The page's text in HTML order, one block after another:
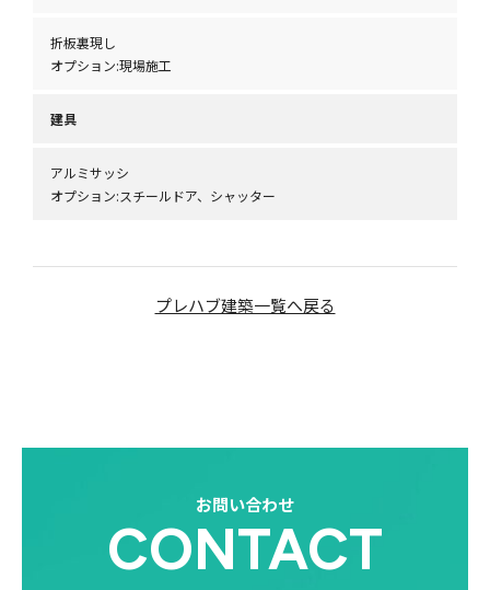
折板裏現し
オプション:現場施工
建具
アルミサッシ
オプション:スチールドア、シャッター
プレハブ建築一覧へ戻る
お問い合わせ
CONTACT